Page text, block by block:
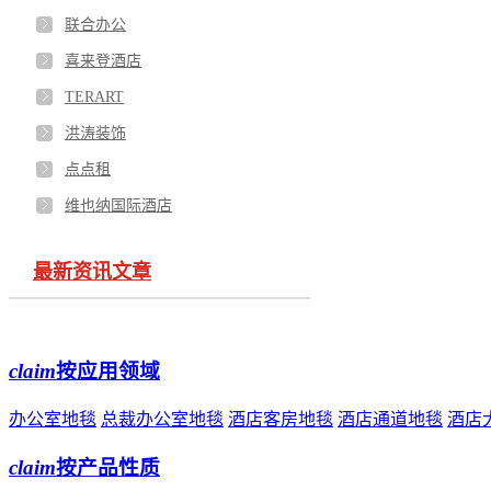
联合办公
喜来登酒店
TERART
洪涛装饰
点点租
维也纳国际酒店
最新资讯文章
claim按应用领域
办公室地毯 总裁办公室地毯 酒店客房地毯 酒店通道地毯 酒店
claim按产品性质